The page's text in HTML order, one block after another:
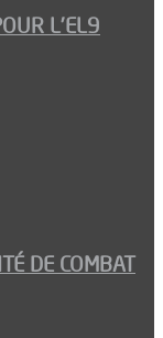
L’EL9
DE COMBAT